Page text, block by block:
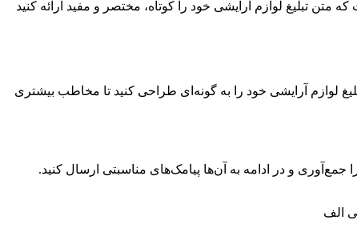
تبلیغ لوازم آرایشی خود را کوتاه، مختصر و مفید ارائه کنید
لوازم آرایشی خود را به گونه‌ای طراحی کنید تا مخاطب بیشتری
جمع‌آوری و در ادامه به آن‌ها پیامک‌های مناسبتی ارسال کنید.